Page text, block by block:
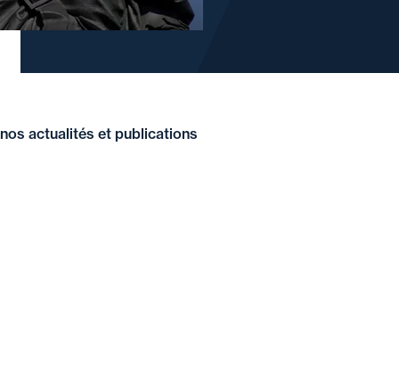
actualités et publications